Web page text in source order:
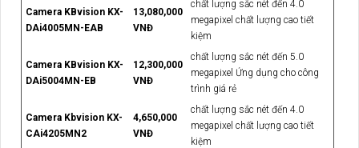
Camera KBvision KX-
DAi4005MN-EAB
13,080,000
VNĐ
chất lượng sắc nét đến 4.0
megapixel chất lượng cao tiết
kiệm
Camera KBvision KX-
DAi5004MN-EB
12,300,000
VNĐ
chất lượng sắc nét đến 5.0
megapixel Ứng dụng cho công
trình giá rẻ
Camera Kbvision KX-
CAi4205MN2
4,650,000
VNĐ
chất lượng sắc nét đến 4.0
megapixel chất lượng cao tiết
kiệm